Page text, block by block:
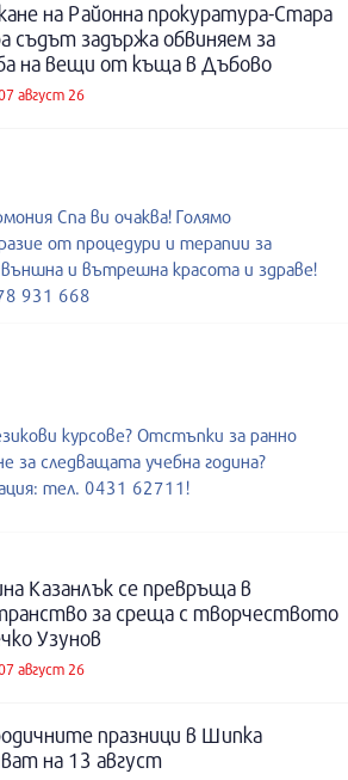
на Районна прокуратура-Стара
съдът задържа обвиняем за
на вещи от къща в Дъбово
август 26
Спа ви очаква! Голямо
от процедури и терапии за
и вътрешна красота и здраве!
931 668
курсове? Отстъпки за ранно
за следващата учебна година?
тел. 0431 62711!
Казанлък се превръща в
за среща с творчеството
Узунов
август 26
празници в Шипка
на 13 август